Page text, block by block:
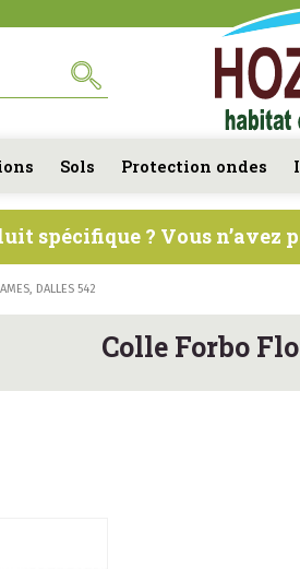
Sols Protection ondes
spécifique ? Vous n’avez
DALLES 542
Colle Forbo